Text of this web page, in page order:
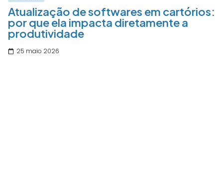
Atualização de softwares em cartórios:
por que ela impacta diretamente a
produtividade
25 maio 2026